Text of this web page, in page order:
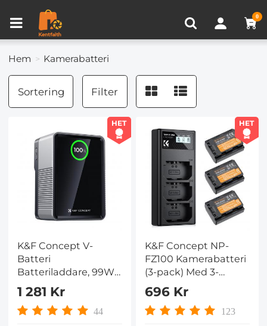
0
Hem Kamerabatteri
Sortering Filter
HET
K&F Concept V-
Batteri
Batteriladdare, 99Wh
Mini V-Batteri V-
Mount Batteri
Kamera, 6700mAh
1 281 Kr
44
HET
K&F Concept NP-
FZ100 Kamerabatteri
(3-pack) Med 3-
Platsladdare
Batteriladdare
2280mAh
696 Kr
123